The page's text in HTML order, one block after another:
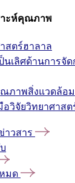
าะห์คุณภาพ
สตร์ฮาลาล
นเลิศด้านการจัด
ภาพสิ่งแวดล้อม
อวิจัยวิทยาศาส
าวสาร
มด